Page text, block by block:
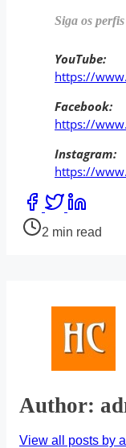
Siga os
YouTube:
https://
Facebook:
https://
Instagram:
https://
Share
this
post
Post2 min read
Author:
View all posts by